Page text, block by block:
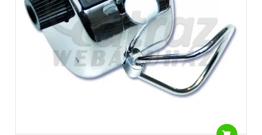
PO BOX 1148
Haldorádó - Haldorádó Team Kereskedelemi Kft., 6400
Kiskunhalas, Széchenyi István u.49.
Maros MIx (EA) - Maros Mix Kft, 6900 Makó, Deák
Ferenc u.12.
Nevis - Top-Fish 2001. Kft, 8200 Veszprém, Ciklámen
Matrix - Fox International Group LTD. Belgium, 21255
Preston Innovations - Korum - Preston Innovations